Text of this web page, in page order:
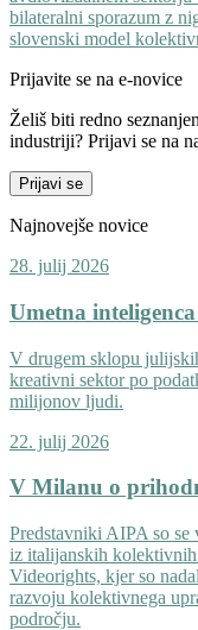
bilateralni sporazum z
slovenski model
Prijavite se na e-novice
Želiš biti redno
industriji? Prijavi se na
Prijavi se
Najnovejše novice
28. julij 2026
Umetna
V drugem sklopu
kreativni sektor po
milijonov ljudi.
22. julij 2026
V Milanu o
Predstavniki AIPA so
iz italijanskih
Videorights, kjer so
razvoju kolektivnega
področju.